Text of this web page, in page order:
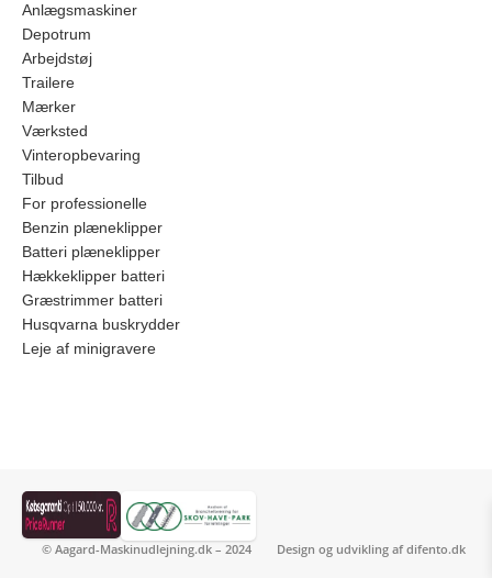
Anlægsmaskiner
Depotrum
Arbejdstøj
Trailere
Mærker
Værksted
Vinteropbevaring
Tilbud
For professionelle
Benzin plæneklipper
Batteri plæneklipper
Hækkeklipper batteri
Græstrimmer batteri
Husqvarna buskrydder
Leje af minigravere
© Aagard-Maskinudlejning.dk – 2024 Design og udvikling afdifento.dk